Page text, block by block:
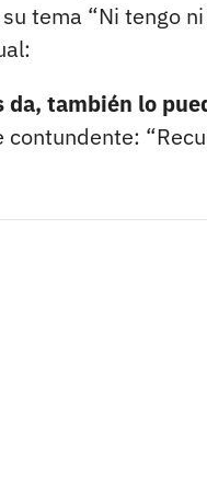
tema “Ni tengo
da, también lo